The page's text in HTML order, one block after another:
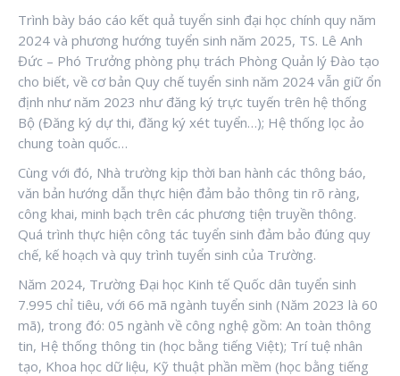
Trình bày báo cáo kết quả tuyển sinh đại học chính quy năm
2024 và phương hướng tuyển sinh năm 2025, TS. Lê Anh
Đức – Phó Trưởng phòng phụ trách Phòng Quản lý Đào tạo
cho biết, về cơ bản Quy chế tuyển sinh năm 2024 vẫn giữ ổn
định như năm 2023 như đăng ký trực tuyến trên hệ thống
Bộ (Đăng ký dự thi, đăng ký xét tuyển…); Hệ thống lọc ảo
chung toàn quốc…
Cùng với đó, Nhà trường kịp thời ban hành các thông báo,
văn bản hướng dẫn thực hiện đảm bảo thông tin rõ ràng,
công khai, minh bạch trên các phương tiện truyền thông.
Quá trình thực hiện công tác tuyển sinh đảm bảo đúng quy
chế, kế hoạch và quy trình tuyển sinh của Trường.
Năm 2024, Trường Đại học Kinh tế Quốc dân tuyển sinh
7.995 chỉ tiêu, với 66 mã ngành tuyển sinh (Năm 2023 là 60
mã), trong đó: 05 ngành về công nghệ gồm: An toàn thông
tin, Hệ thống thông tin (học bằng tiếng Việt); Trí tuệ nhân
tạo, Khoa học dữ liệu, Kỹ thuật phần mềm (học bằng tiếng